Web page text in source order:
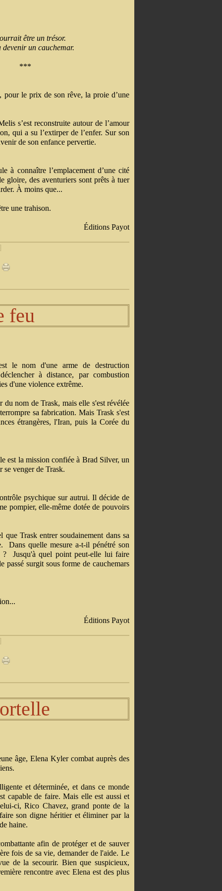
être un trésor.
devenir un cauchemar.
***
le prix de son rêve, la proie d’une
s’est reconstruite autour de l’amour
qui a su l’extirper de l’enfer. Sur son
de son enfance pervertie.
à connaître l’emplacement d’une cité
gloire, des aventuriers sont prêts à tuer
À moins que...
une trahison.
Éditions Payot
feu
le nom d'une arme de destruction
à distance, par combustion
d'une violence extrême.
nom de Trask, mais elle s'est révélée
sa fabrication. Mais Trask s'est
étrangères, l'Iran, puis la Corée du
est la mission confiée à Brad Silver, un
se venger de Trask.
psychique sur autrui. Il décide de
pompier, elle-même dotée de pouvoirs
Trask entrer soudainement dans sa
quelle mesure a-t-il pénétré son
Jusqu'à quel point peut-elle lui faire
surgit sous forme de cauchemars
Éditions Payot
âge, Elena Kyler combat auprès des
et déterminée, et dans ce monde
capable de faire. Mais elle est aussi et
ci, Rico Chavez, grand ponte de la
son digne héritier et éliminer par la
haine.
afin de protéger et de sauver
fois de sa vie, demander de l'aide. Le
de la secourir. Bien que suspicieux,
rencontre avec Elena est des plus